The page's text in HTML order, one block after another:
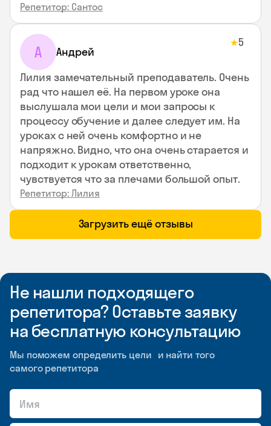
Репетитор: Сантос
А Андрей
★5
Лилия замечательный преподаватель. Очень
рад что нашел её. На первом уроке она
выслушала мои цели и мои запросы к
процессу обучение и далее следует им. На
уроках с ней очень комфортно и не
напряжно. Видно, что она очень старается и
подходит к урокам ответственно,
чувствуется что за плечами большой опыт.
Репетитор: Лилия
Загрузить ещё отзывы
Не нашли подходящего
репетитора? Оставьте заявку
на бесплатную консультацию
Мы поможем определить цели и найти того
самого репетитора